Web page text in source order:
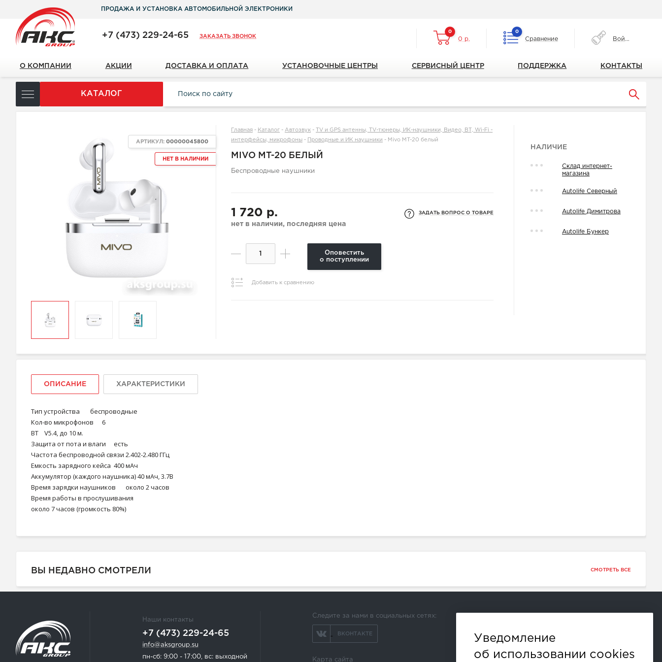
ПРОДАЖА И УСТАНОВКА АВТОМОБИЛЬНОЙ ЭЛЕКТРОНИКИ
+7 (473) 229-24-65 ЗАКАЗАТЬ ЗВОНОК
0
0 р.
0
Сравнение Войти
О КОМПАНИИ АКЦИИ ДОСТАВКА И ОПЛАТА УСТАНОВОЧНЫЕ ЦЕНТРЫ СЕРВИСНЫЙ ЦЕНТР ПОДДЕРЖКА КОНТАКТЫ
КАТАЛОГ
НЕТ В НАЛИЧИИ
АРТИКУЛ:00000045800
Главная - Каталог -Автозвук -
TV и GPS антенны, TV-тюнеры, ИК-наушники, Видео, ВТ, Wi-Fi -
интерфейсы, микрофоны - Проводные и ИК наушники - Mivo MT-20 белый
MIVO MT-20 БЕЛЫЙ
Беспроводные наушники
1 720 р.
нет в наличии, последняя цена
ЗАДАТЬ ВОПРОС О ТОВАРЕ
Оповестить
о поступлении
Добавить к сравнению
НАЛИЧИЕ
Склад интернет-
магазина
Autolife Северный
Autolife Димитрова
Autolife Бункер
ОПИСАНИЕ ХАРАКТЕРИСТИКИ
Тип устройства
беспроводные
Кол-во микрофонов
6
ВT
V5.4, до 10 м.
Защита от пота и влаги
есть
Частота беспроводной связи 2.402-2.480 ГГц
Емкость зарядного кейса 400 мАч
Аккумулятор (каждого наушника)40 мАч, 3.7В
Время зарядки наушников
около 2 часов
Время работы в прослушивания
около 7 часов (громкость 80%)
ВЫ НЕДАВНО СМОТРЕЛИ СМОТРЕТЬ ВСЕ
Наши контакты
+7 (473) 229-24-65
info@aksgroup.su
пн-сб: 9:00 - 17:00, вс: выходной
Следите за нами в социальных сетях:
ВКОНТАКТЕ
Карта сайта
и другие
Уведомление
об использовании cookies